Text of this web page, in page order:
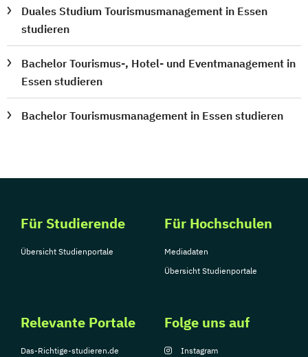
Duales Studium Tourismusmanagement in Essen
studieren
Bachelor Tourismus-, Hotel- und Eventmanagement in
Essen studieren
Bachelor Tourismusmanagement in Essen studieren
Für Studierende
Übersicht Studienportale
Für Hochschulen
Mediadaten
Übersicht Studienportale
Relevante Portale
Das-Richtige-studieren.de
Folge uns auf
Instagram